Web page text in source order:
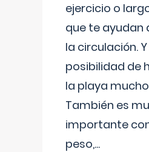
ejercicio o
que te ayudan
la circulación.
posibilidad de
la playa
También es
importante
peso,...